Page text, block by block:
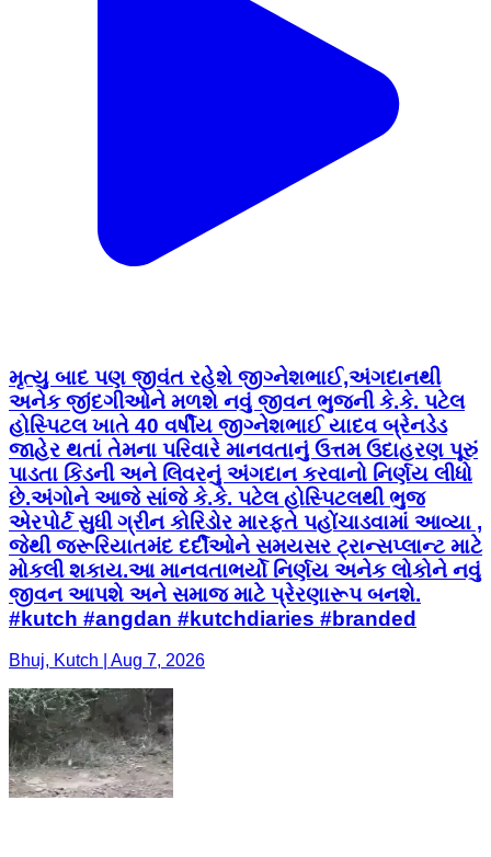
મૃત્યુ બાદ પણ જીવંત રહેશે જીગ્નેશભાઈ,અંગદાનથી
અનેક જીંદગીઓને મળશે નવું જીવન ભુજની કે.કે. પટેલ
હોસ્પિટલ ખાતે 40 વર્ષીય જીગ્નેશભાઈ યાદવ બ્રેનડેડ
જાહેર થતાં તેમના પરિવારે માનવતાનું ઉત્તમ ઉદાહરણ પૂરું
પાડતા કિડની અને લિવરનું અંગદાન કરવાનો નિર્ણય લીધો
છે.અંગોને આજે સાંજે કે.કે. પટેલ હોસ્પિટલથી ભુજ
એરપોર્ટ સુધી ગ્રીન કોરિડોર મારફતે પહોંચાડવામાં આવ્યા ,
જેથી જરૂરિયાતમંદ દર્દીઓને સમયસર ટ્રાન્સપ્લાન્ટ માટે
મોકલી શકાય.આ માનવતાભર્યો નિર્ણય અનેક લોકોને નવું
જીવન આપશે અને સમાજ માટે પ્રેરણારૂપ બનશે.
#kutch #angdan #kutchdiaries #branded
Bhuj, Kutch | Aug 7, 2026